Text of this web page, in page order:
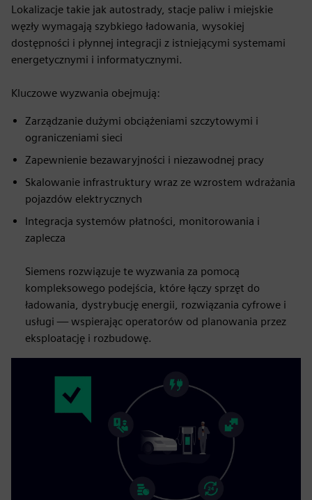
Lokalizacje takie jak autostrady, stacje paliw i miejskie
węzły wymagają szybkiego ładowania, wysokiej
dostępności i płynnej integracji z istniejącymi systemami
energetycznymi i informatycznymi.
Kluczowe wyzwania obejmują:
Zarządzanie dużymi obciążeniami szczytowymi i
ograniczeniami sieci
Zapewnienie bezawaryjności i niezawodnej pracy
Skalowanie infrastruktury wraz ze wzrostem wdrażania
pojazdów elektrycznych
Integracja systemów płatności, monitorowania i
zaplecza
Siemens rozwiązuje te wyzwania za pomocą
kompleksowego podejścia, które łączy sprzęt do
ładowania, dystrybucję energii, rozwiązania cyfrowe i
usługi — wspierając operatorów od planowania przez
eksploatację i rozbudowę.